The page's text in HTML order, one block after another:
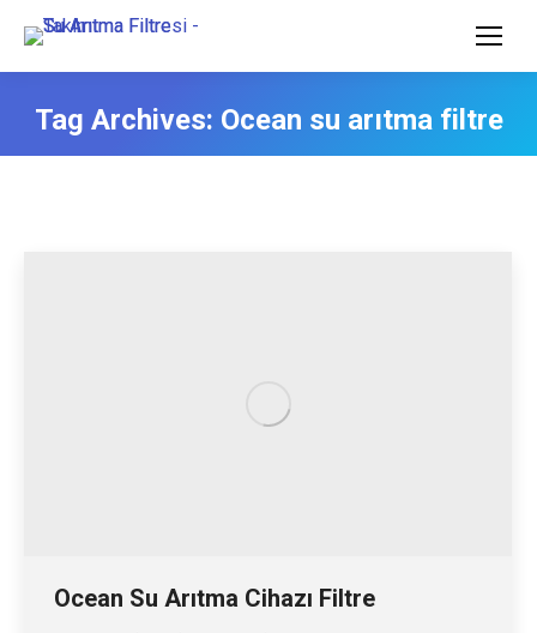
Tag Archives: Ocean su arıtma filtre
Ocean Su Arıtma Cihazı Filtre